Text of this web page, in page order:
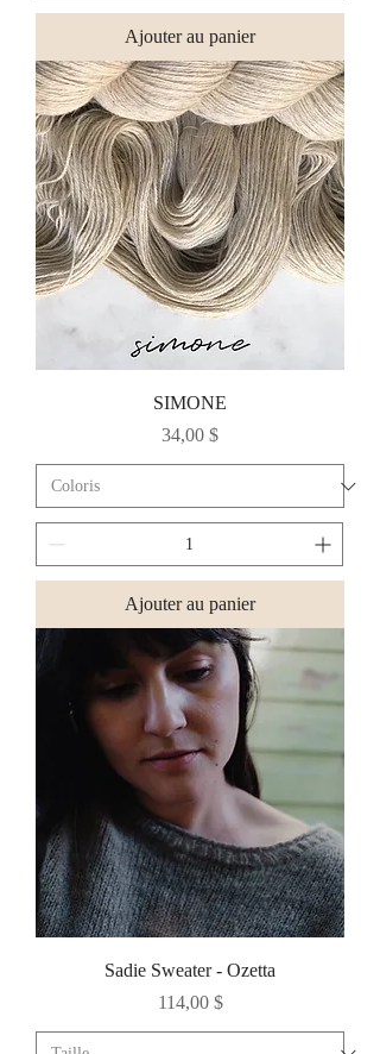
Ajouter au panier
SIMONE
Prix
34,00 $
Ajouter au panier
Sadie Sweater - Ozetta
Prix
114,00 $